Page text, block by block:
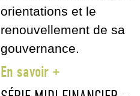
orientations et le
renouvellement de sa
gouvernance.
En savoir +